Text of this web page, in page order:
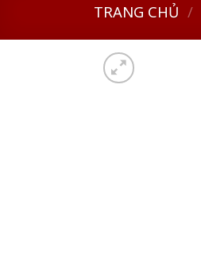
TRANG CHỦ /